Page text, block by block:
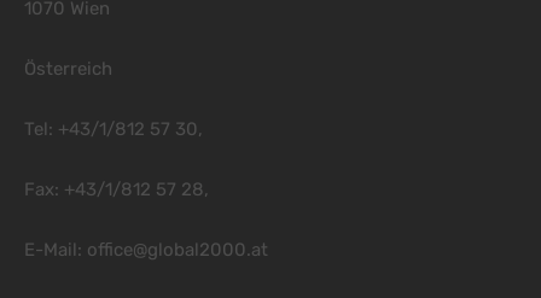
1070 Wien
Österreich
Tel: +43/1/812 57 30,
Fax: +43/1/812 57 28,
E-Mail: office@global2000.at